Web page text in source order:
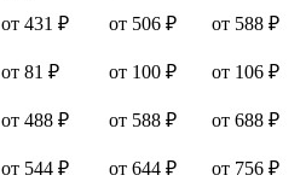
от 431 ₽ от 506 ₽
от 588 ₽
от 81 ₽ от 100 ₽
от 106 ₽
от 488 ₽ от 588 ₽
от 688 ₽
от 544 ₽ от 644 ₽ от 756 ₽